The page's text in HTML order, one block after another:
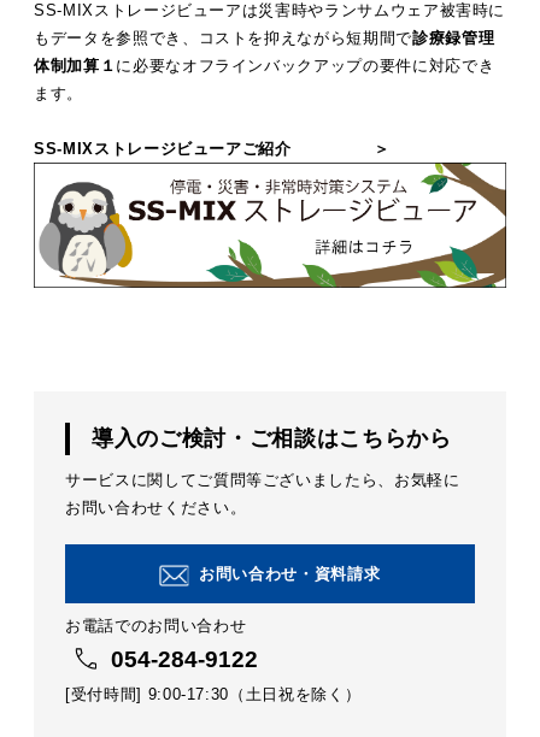
SS-MIXストレージビューアは災害時やランサムウェア被害時に
もデータを参照でき、コストを抑えながら短期間で診療録管理
体制加算１ に必要なオフラインバックアップの要件に対応でき
ます。
SS-MIXストレージビューアご紹介 ＞
導入のご検討・ご相談はこちらから
サービスに関してご質問等ございましたら、お気軽に
お問い合わせください。
お問い合わせ・資料請求
お電話でのお問い合わせ
054-284-9122
[受付時間] 9:00-17:30（土日祝を除く）